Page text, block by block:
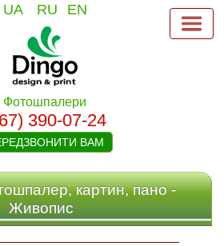
UA RU EN
Фотошпалери
390-07-24
ВАМ
картин, пано -
Живопис